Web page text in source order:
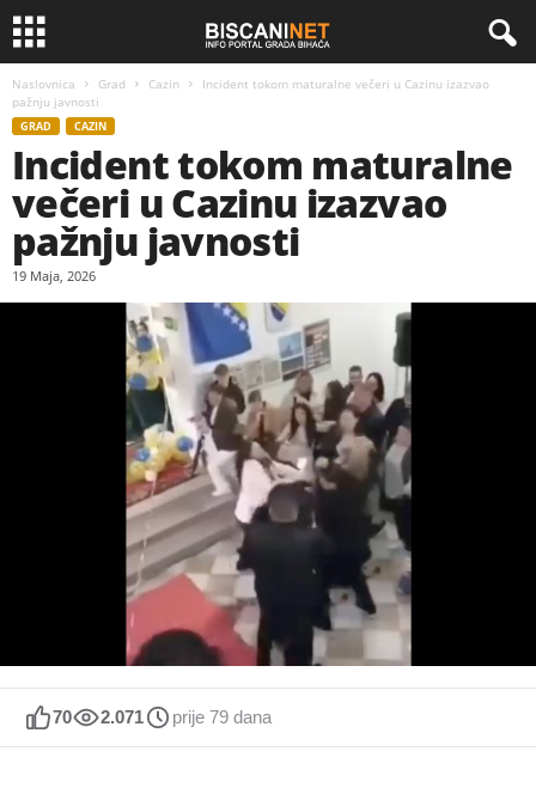
Naslovnica Grad Cazin
Incident tokom maturalne večeri u Cazinu izazvao
pažnju javnosti
GRAD CAZIN
Incident tokom maturalne
večeri u Cazinu izazvao
pažnju javnosti
19 Maja, 2026
70 2.071 prije 79 dana